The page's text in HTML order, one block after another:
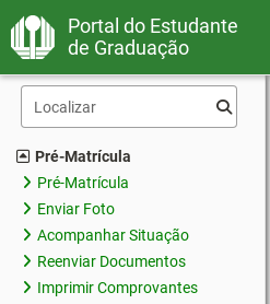
Portal do Estudante
de Graduação
Pré-Matrícula
Pré-Matrícula
Enviar Foto
Acompanhar Situação
Reenviar Documentos
Imprimir Comprovantes